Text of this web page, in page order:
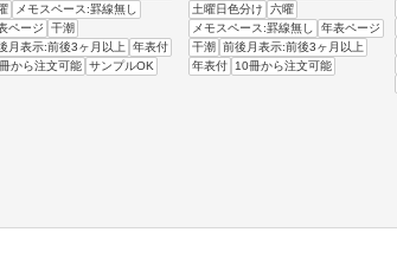
メモスペース:罫線無し
ページ
干潮
月表示:前後3ヶ月以上
年表付
から注文可能 サンプルOK
土曜日色分け
六曜
メモスペース:罫線無し
年表ページ
干潮 前後月表示:前後3ヶ月以上
年表付
10冊から注文可能